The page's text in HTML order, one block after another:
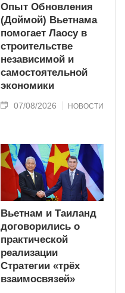
Опыт Обновления
(Доймой) Вьетнама
помогает Лаосу в
строительстве
независимой и
самостоятельной
экономики
07/08/2026 НОВОСТИ
Вьетнам и Таиланд
договорились о
практической
реализации
Стратегии «трёх
взаимосвязей»